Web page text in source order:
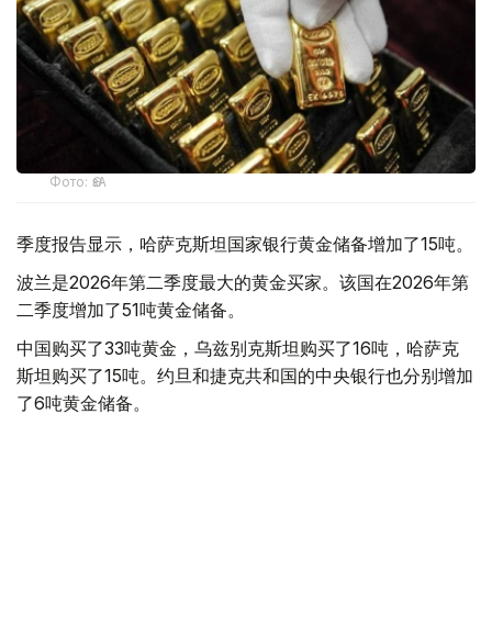
Фото: ӨзА
季度报告显示，哈萨克斯坦国家银行黄金储备增加了15吨。
波兰是2026年第二季度最大的黄金买家。该国在2026年第
二季度增加了51吨黄金储备。
中国购买了33吨黄金，乌兹别克斯坦购买了16吨，哈萨克
斯坦购买了15吨。约旦和捷克共和国的中央银行也分别增加
了6吨黄金储备。